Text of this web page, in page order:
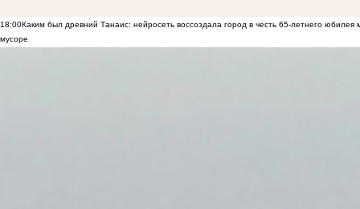
18:00Каким был древний Танаис: нейросеть воссоздала город в честь 65-летнего юбилея
мусоре